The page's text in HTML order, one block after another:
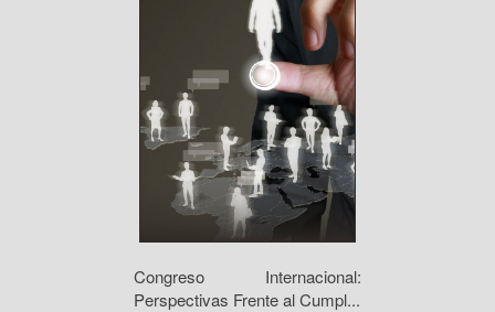
Congreso Internacional:
Perspectivas Frente al Cumpl...